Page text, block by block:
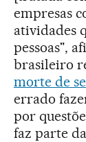
empresas
atividades
pessoas",
brasileiro
morte de
errado
por
faz parte